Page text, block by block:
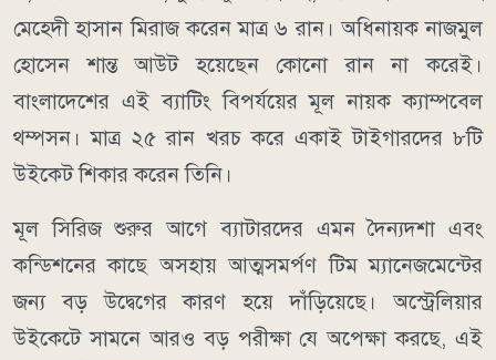
মেহেদী হাসান মিরাজ করেন মাত্র ৬ রান। অধিনায়ক নাজমুল
হোসেন শান্ত আউট হয়েছেন কোনো রান না করেই।
বাংলাদেশের এই ব্যাটিং বিপর্যয়ের মূল নায়ক ক্যাম্পবেল
থম্পসন। মাত্র ২৫ রান খরচ করে একাই টাইগারদের ৮টি
উইকেট শিকার করেন তিনি।
মূল সিরিজ শুরুর আগে ব্যাটারদের এমন দৈন্যদশা এবং
কন্ডিশনের কাছে অসহায় আত্মসমর্পণ টিম ম্যানেজমেন্টের
জন্য বড় উদ্বেগের কারণ হয়ে দাঁড়িয়েছে। অস্ট্রেলিয়ার
উইকেটে সামনে আরও বড় পরীক্ষা যে অপেক্ষা করছে, এই